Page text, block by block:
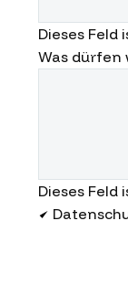
Dieses Feld
Was dürfen
Dieses Feld